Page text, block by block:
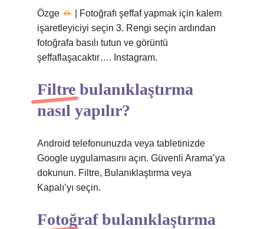
Özge
| Fotoğrafı şeffaf yapmak için kalem
işaretleyiciyi seçin 3. Rengi seçin ardından
fotoğrafa basılı tutun ve görüntü
şeffaflaşacaktır…. Instagram.
Filtre bulanıklaştırma
nasıl yapılır?
Android telefonunuzda veya tabletinizde
Google uygulamasını açın. Güvenli Arama’ya
dokunun. Filtre, Bulanıklaştırma veya
Kapalı’yı seçin.
Fotoğraf bulanıklaştırma